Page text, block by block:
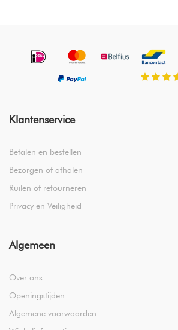
Klantenservice
Betalen en bestellen
Bezorgen of afhalen
Ruilen of retourneren
Privacy en Veiligheid
Algemeen
Over ons
Openingstijden
Algemene voorwaarden